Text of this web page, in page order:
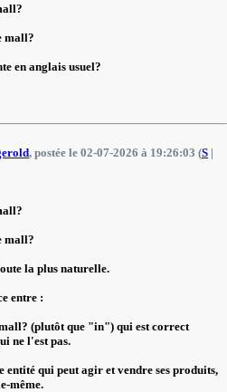
mall?
en anglais usuel?
, postée le 02-07-2026 à 19:26:03 (S |
mall?
la plus naturelle.
entre :
(plutôt que "in") qui est correct
ne l'est pas.
entité qui peut agir et vendre ses produits,
même.